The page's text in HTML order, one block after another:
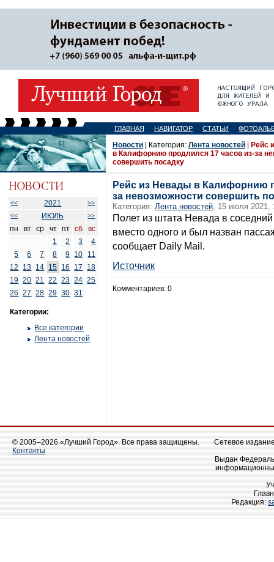
ГЛАВНАЯ НАВИГАТОР СТАТЬИ
<< 2021
>>
<<
ИЮЛЬ >>
пн вт ср чт пт сб
вс
1
2 3
4
5
6 7 8 9 10
11
12
13 14 15 16 17
18
19 20 21 22 23 24 25
26
27 28 29 30 31
Категории:
Все категории
Лента новостей
Новости | Категория: Лента новостей
Рейс
в Калифорнию продлился 17 часов из-за
совершить посадку
Рейс из Невады в Калифорнию
за невозможности совершить
Категория: Лента новостей, 15 июля 2021,
Полет из штата Невада в
вместо одного и был назван
сообщает Daily Mail.
Источник
Комментариев: 0
© 2005–2026 «Лучший Город». Все права защищены.
Контакты
Сетевое
Выдан
Редакция: